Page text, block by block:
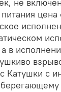
цена
в
Катушки с